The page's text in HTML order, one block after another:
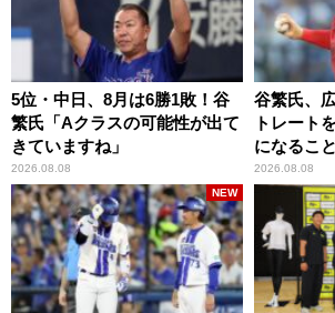
5位・中日、8月は6勝1敗！谷
繁氏「Aクラスの可能性が出て
きていますね」
2026.08.08
谷繁氏、
トレート
になるこ
2026.08.08
NEW